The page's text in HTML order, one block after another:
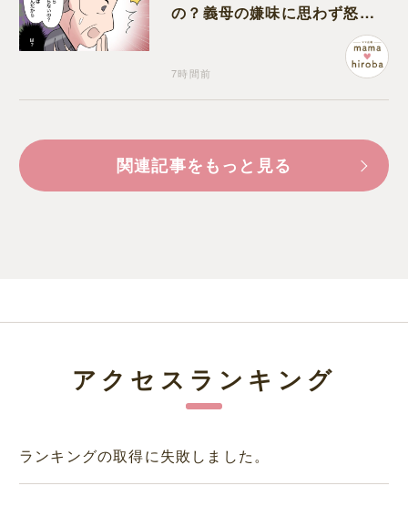
の？義母の嫌味に思わず怒り
7時間前
関連記事をもっと見る
アクセスランキング
ランキングの取得に失敗しました。